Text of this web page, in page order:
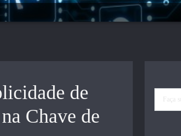
de
Chave de